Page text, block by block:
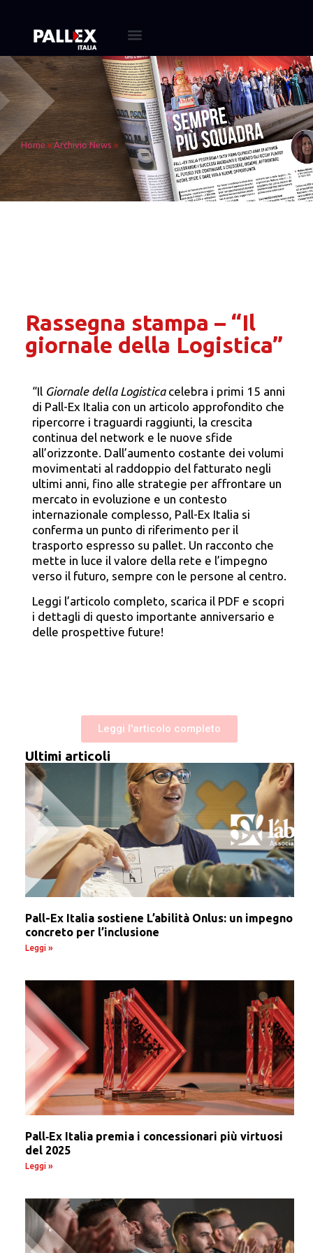
Home»Archivio News »
Ultimi articoli
Pall-Ex Italia sostiene L’abilità Onlus: un impegno
concreto per l’inclusione
Leggi »
Pall‑Ex Italia premia i concessionari più virtuosi
del 2025
Leggi »
Rassegna stampa – “Il
giornale della Logistica”
“Il Giornale della Logisticacelebra i primi 15 anni
di Pall-Ex Italia con un articolo approfondito che
ripercorre i traguardi raggiunti, la crescita
continua del network e le nuove sfide
all’orizzonte. Dall’aumento costante dei volumi
movimentati al raddoppio del fatturato negli
ultimi anni, fino alle strategie per affrontare un
mercato in evoluzione e un contesto
internazionale complesso, Pall-Ex Italia si
conferma un punto di riferimento per il
trasporto espresso su pallet. Un racconto che
mette in luce il valore della rete e l’impegno
verso il futuro, sempre con le persone al centro.
Leggi l’articolo completo, scarica il PDF e scopri
i dettagli di questo importante anniversario e
delle prospettive future!
Leggi l'articolo completo